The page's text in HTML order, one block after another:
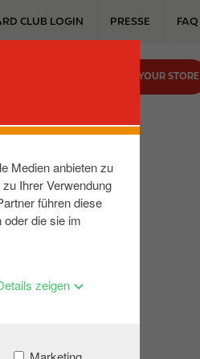
Medien anbieten zu
Ihrer Verwendung
führen diese
die sie im
zeigen
CLUB LOGIN PRESSE FAQ
FIND YOUR STORE